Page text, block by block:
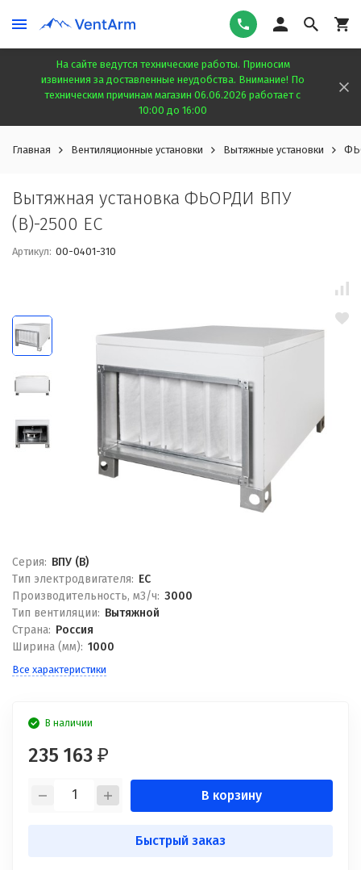
На сайте ведутся технические работы. Приносим
извинения за доставленные неудобства. Внимание! По
техническим причинам магазин 06.06.2026 работает с
10:00 до 16:00
Главная Вентиляционные установки Вытяжные установки
Вытяжная установка ФЬОРДИ ВПУ
(В)-2500 ЕС
Артикул: 00-0401-310
Серия: ВПУ (В)
Тип электродвигателя: EC
Производительность, м3/ч: 3000
Тип вентиляции: Вытяжной
Страна: Россия
Ширина (мм): 1000
Все характеристики
В наличии
235 163 ₽
В корзину
Быстрый заказ